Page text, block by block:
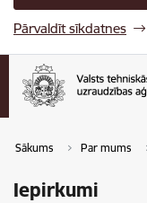
Pārvaldīt sīkdatnes
Sākums Par mums
Iepirkumi